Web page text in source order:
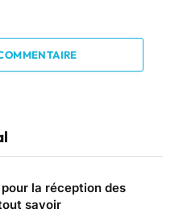
la réception des
savoir